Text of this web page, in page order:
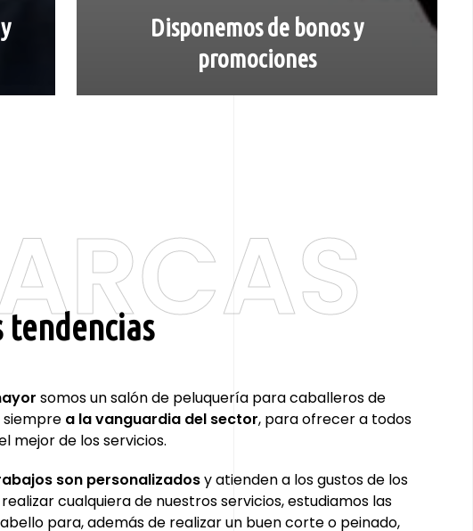
Disponemos de bonos y
promociones
tendencias
somos un salón de peluquería para caballeros de
siempre a la vanguardia del sector, para ofrecer a todos
mejor de los servicios.
son personalizadosy atienden a los gustos de los
cualquiera de nuestros servicios, estudiamos las
para, además de realizar un buen corte o peinado,